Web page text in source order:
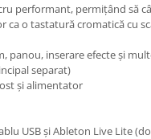
performant, permițând să
ca o tastatură cromatică cu
panou, inserare efecte și
separat)
și alimentator
USB și Ableton Live Lite